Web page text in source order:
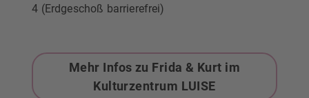
4 (Erdgeschoß barrierefrei)
Mehr Infos zu Frida & Kurt im
Kulturzentrum LUISE